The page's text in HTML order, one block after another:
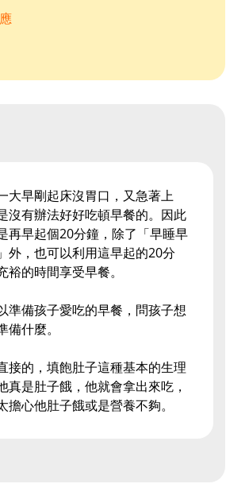
大早剛起床沒胃口，又急著上
沒有辦法好好吃頓早餐的。因此
再早起個20分鐘，除了「早睡早
外，也可以利用這早起的20分
裕的時間享受早餐。
準備孩子愛吃的早餐，問孩子想
備什麼。
接的，填飽肚子這種基本的生理
真是肚子餓，他就會拿出來吃，
擔心他肚子餓或是營養不夠。